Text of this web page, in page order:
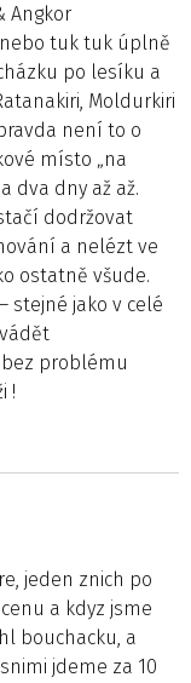
Angkor
tuk tuk úplně
po lesíku a
Moldurkiri
není to o
místo „na
dva dny až až.
dodržovat
a nelézt ve
ostatně všude.
stejné jako v celé
problému
!
jeden znich po
a kdyz jsme
bouchacku, a
jdeme za 10